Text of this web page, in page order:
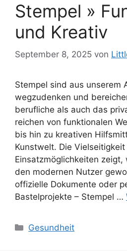
Stempel »
und Kreativ
September 8, 2025 von
Stempel sind aus unserem
wegzudenken und
berufliche als auch das
reichen von funktionalen
bis hin zu kreativen
Kunstwelt. Die Vielseitigkeit
Einsatzmöglichkeiten
den modernen Nutzer
offizielle Dokumente oder
Bastelprojekte – Stempel …
Kategorien
Gesundheit